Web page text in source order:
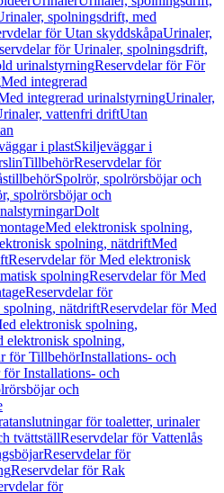
spolningsdrift, med
för Utan skyddskåpaUrinaler,
för Urinaler, spolningsdrift,
urinalstyrningReservdelar för För
Med integrerad
integrerad urinalstyrningUrinaler,
vattenfri driftUtan
i plastSkiljeväggar i
TillbehörReservdelar för
Spolrör, spolrörsböjar och
spolrörsböjar och
Dolt
Med elektronisk spolning,
spolning, nätdriftMed
Reservdelar för Med elektronisk
spolningReservdelar för Med
Reservdelar för
nätdriftReservdelar för Med
elektronisk spolning,
elektronisk spolning,
för TillbehörInstallations- och
för Installations- och
och
för toaletter, urinaler
tvättställReservdelar för Vattenlås
Reservdelar för
Reservdelar för Rak
för